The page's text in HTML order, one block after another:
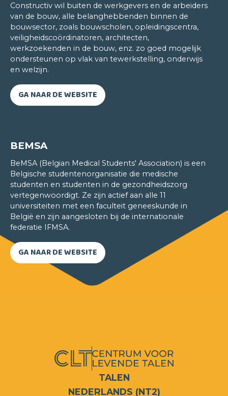
Rebeca Casado
NEDERLANDS
Ik kwam naar België omwille van de taalvariatie. Ik
denk dat er geen betere manier is om over een
de klas leren we ontzettend veel. Onze lesgever is
gepassioneerd door haar vak. Ik wil heel graag
Bernadette Geutjens
beviel me meteen. De lesgevers betrekken je
voortdurend bij de les. Dat maakt de lessen erg
interactief en zorgt er ook voor dat je veel
praktijkervaring opdoet.
Constructiv wil buiten de werkgevers en de arbeiders
van de bouw, alle belanghebbenden binnen de
bouwsector, zoals bouwscholen, opleidingscentra,
veiligheidscoördinatoren, architecten,
werkzoekenden in de bouw, enz. zo goed mogelijk
ondersteunen op vlak van tewerkstelling, onderwijs
en welzijn.
GA NAAR DE WEBSITE
BEMSA
BeMSA (Belgian Medical Students' Association) is een
Belgische studentenorganisatie die medische
studenten en studenten in de gezondheidszorg
vertegenwoordigt. Ze zijn actief aan alle 11
universiteiten met een faculteit geneeskunde in
België en zijn aangesloten bij de internationale
federatie IFMSA.
GA NAAR DE WEBSITE
TALEN
NEDERLANDS (NT2)